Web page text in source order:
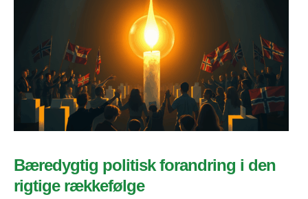
Bæredygtig politisk forandring i den
rigtige rækkefølge